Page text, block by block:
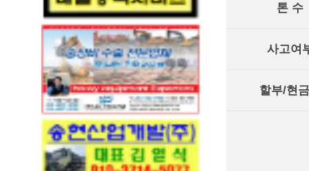
톤 수
사고여
할부/현